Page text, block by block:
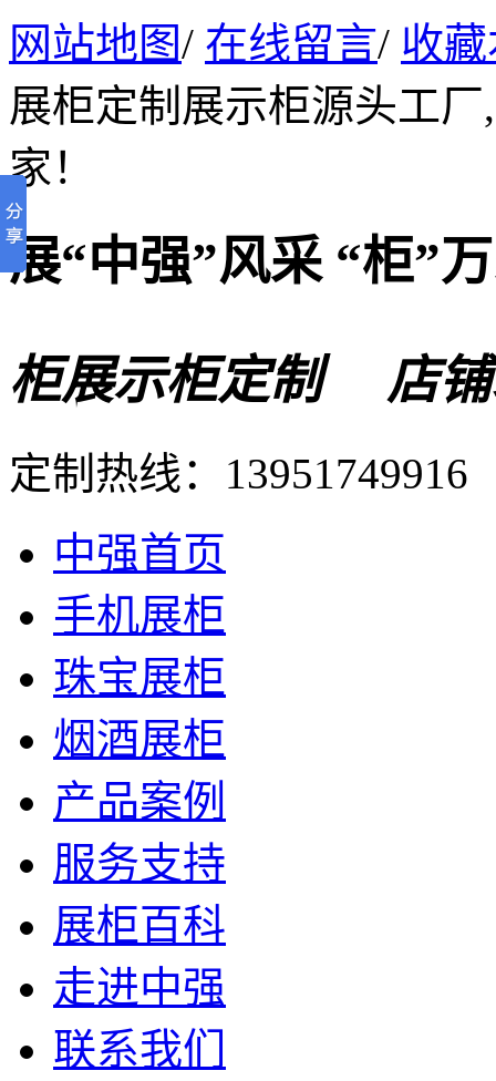
网站地图/ 在线留言/ 收
展柜定制展示柜源头工
家！
展“中强”风采 “柜”
柜展示柜定制 店铺
定制热线： 13951749916
中强首页
手机展柜
珠宝展柜
烟酒展柜
产品案例
服务支持
展柜百科
走进中强
联系我们